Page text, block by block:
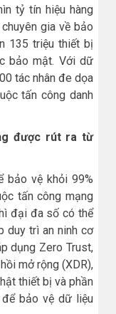
tỷ tín hiệu hàng
gia về bảo
135 triệu thiết bị
bảo mật. Với dữ
tác nhân đe dọa
tấn công danh
được rút ra từ
bảo vệ khỏi 99%
tấn công mạng
đại đa số có thể
duy trì an ninh cơ
dụng Zero Trust,
mở rộng (XDR),
thiết bị và phần
bảo vệ dữ liệu